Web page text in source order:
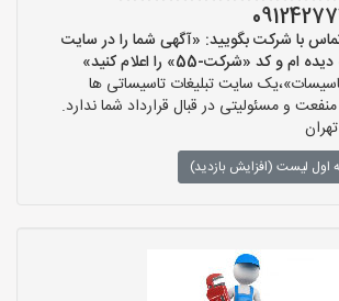
با شرکت بگویید: «آگهی شما را در سایت
کد «شرکت-55» را اعلام کنید»
سایت تبلیغات تاسیساتی ها
و مسئولیتی در قبال قرارداد شما ندارد.
اول لیست (افزایش بازدید)